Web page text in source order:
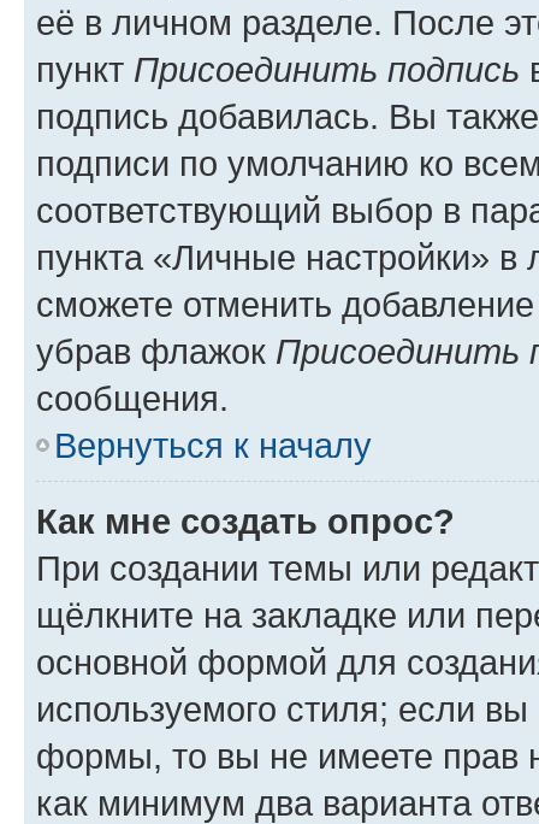
её в личном разделе. После
пункт Присоединить подпись
подпись добавилась. Вы
подписи по умолчанию ко
соответствующий выбор в
пункта «Личные настройки»
сможете отменить
убрав флажок Присоединить
сообщения.
Вернуться к началу
Как мне создать опрос?
При создании темы или
щёлкните на закладке или
основной формой для
используемого стиля; если
формы, то вы не имеете прав
как минимум два варианта